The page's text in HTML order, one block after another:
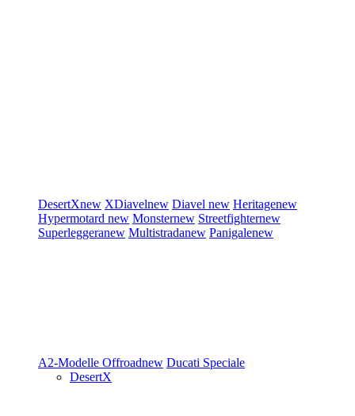
DesertXnew XDiavelnew Diavel new Heritagenew
Hypermotard new Monsternew Streetfighternew
Superleggeranew Multistradanew Panigalenew
A2-Modelle Offroadnew Ducati Speciale
DesertX